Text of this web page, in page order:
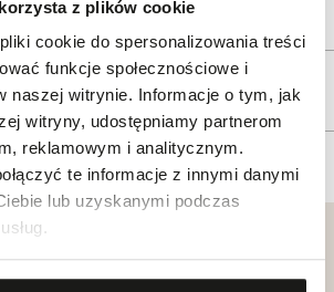
z plików cookie
cookie do spersonalizowania treści
funkcje społecznościowe i
naszej witrynie. Informacje o tym, jak
witryny, udostępniamy partnerom
reklamowym i analitycznym.
te informacje z innymi danymi
lub uzyskanymi podczas